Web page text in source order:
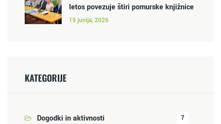
letos povezuje štiri pomurske knjižnice
15 junija, 2026
KATEGORIJE
Dogodki in aktivnosti 7